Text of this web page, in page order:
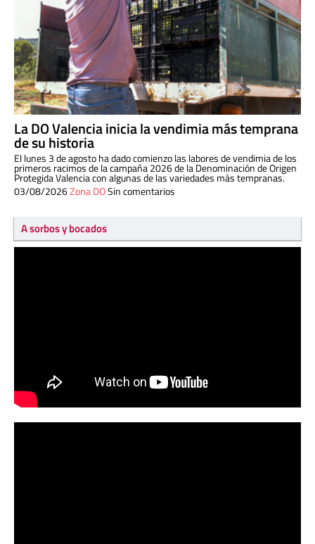
La DO Valencia inicia la vendimia más temprana
de su historia
El lunes 3 de agosto ha dado comienzo las labores de vendimia de los
primeros racimos de la campaña 2026 de la Denominación de Origen
Protegida Valencia con algunas de las variedades más tempranas.
03/08/2026Zona DOSin comentarios
A sorbos y bocados